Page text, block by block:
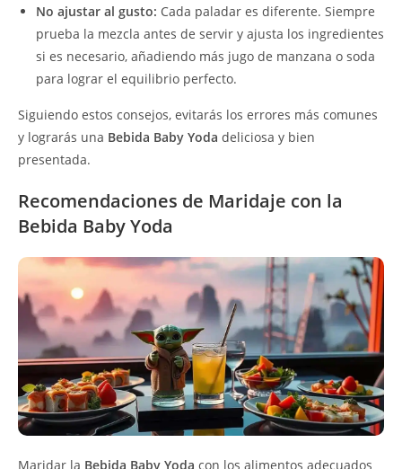
No ajustar al gusto: Cada paladar es diferente. Siempre
prueba la mezcla antes de servir y ajusta los ingredientes
si es necesario, añadiendo más jugo de manzana o soda
para lograr el equilibrio perfecto.
Siguiendo estos consejos, evitarás los errores más comunes
y lograrás una Bebida Baby Yoda deliciosa y bien
presentada.
Recomendaciones de Maridaje con la
Bebida Baby Yoda
Maridar la Bebida Baby Yoda con los alimentos adecuados